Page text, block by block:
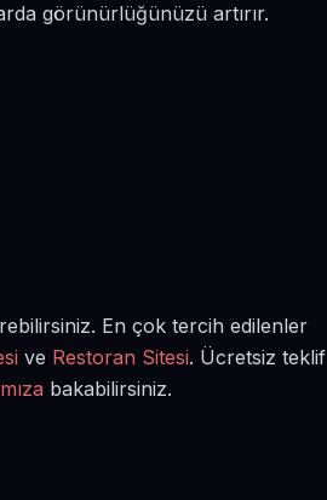
görünürlüğünüzü artırır.
En çok tercih edilenler
ve Restoran Sitesi. Ücretsiz teklif
bakabilirsiniz.